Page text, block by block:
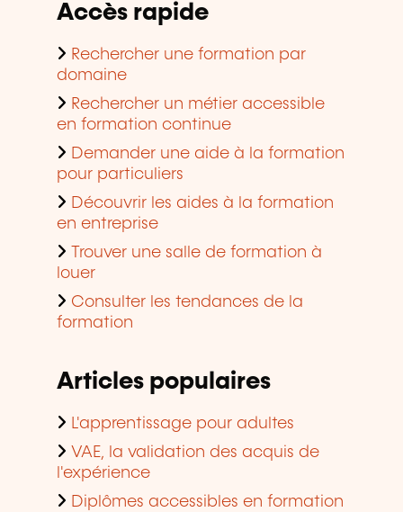
Accès rapide
Rechercher une formation par
domaine
Rechercher un métier accessible
en formation continue
Demander une aide à la formation
pour particuliers
Découvrir les aides à la formation
en entreprise
Trouver une salle de formation à
louer
Consulter les tendances de la
formation
Articles populaires
L'apprentissage pour adultes
VAE, la validation des acquis de
l'expérience
Diplômes accessibles en formation